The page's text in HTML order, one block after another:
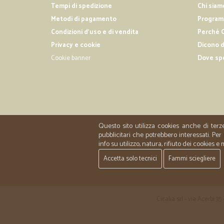
Tempi di spedizione
Metodi di pagamento
Condizioni d'uso e di vendita
Privacy e cookie
Cookie banner
Chi
Perché
Dicono
Dove
Questo sito utilizza cookies anche di
pubblicitari che potrebbero interessati.
info su utilizzo, natura, rifiuto dei cookies
Accetta solo tecnici Fammi sciegliere